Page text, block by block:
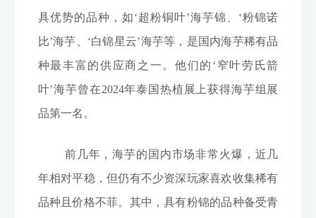
具优势的品种，如‘超粉铜叶’海芋锦、‘粉锦诺
比’海芋、‘白锦星云’海芋等，是国内海芋稀有品
种最丰富的供应商之一。他们的‘窄叶劳氏箭
叶’海芋曾在2024年泰国热植展上获得海芋组展
品第一名。
前几年，海芋的国内市场非常火爆，近几
年相对平稳，但仍有不少资深玩家喜欢收集稀有
品种且价格不菲。其中，具有粉锦的品种备受青